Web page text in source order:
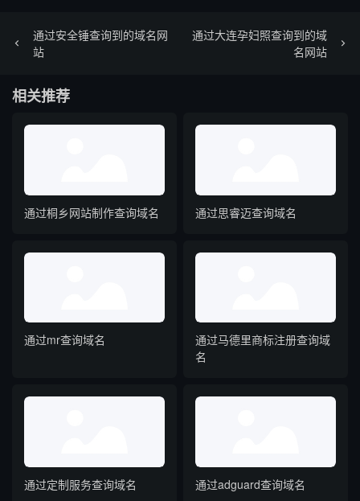
通过安全锤查询到的域名网
站
通过大连孕妇照查询到的域
名网站
相关推荐
通过桐乡网站制作查询域名 通过思睿迈查询域名
通过mr查询域名
通过马德里商标注册查询域
名
通过定制服务查询域名 通过adguard查询域名